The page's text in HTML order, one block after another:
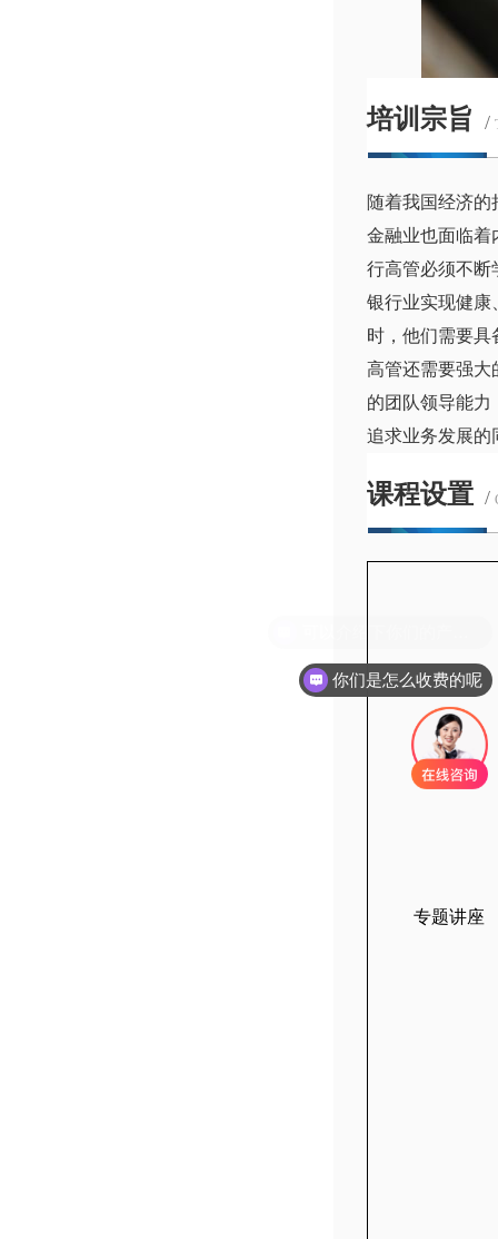
培训宗旨 /
随着我国经济
金融业也面临着
行高管必须不断
银行业实现健康
时，他们需要
高管还需要强大
的团队领导能
追求业务发展的
课程设置 /
专题讲座
你们是怎么收费的呢